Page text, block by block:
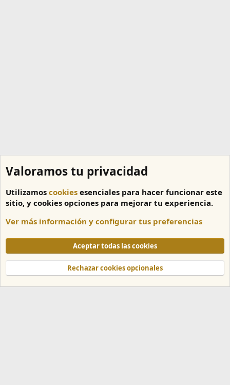
Cookies
Español
Términos y reglas
Política de privacidad
Ayuda
Inicio
R
Valoramos tu privacidad
Utilizamos cookies esenciales para hacer funcionar este
sitio, y cookies opciones para mejorar tu experiencia.
Ver más información y configurar tus preferencias
Aceptar todas las cookies
Rechazar cookies opcionales